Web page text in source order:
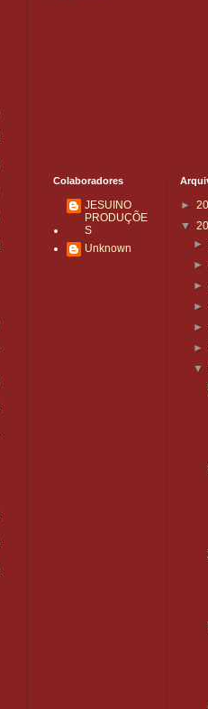
Colaboradores
JESUINO
PRODUÇÕE
S
Unknown
►
▼